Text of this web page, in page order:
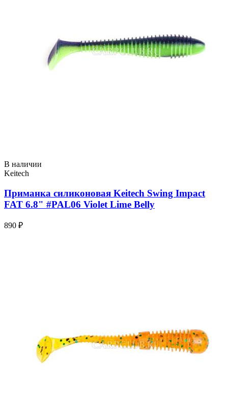
В наличии
Keitech
Приманка силиконовая Keitech Swing Impact
FAT 6.8" #PAL06 Violet Lime Belly
890 ₽